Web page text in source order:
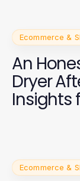
Ecommerce &
An
Dryer
Insights
Ecommerce &